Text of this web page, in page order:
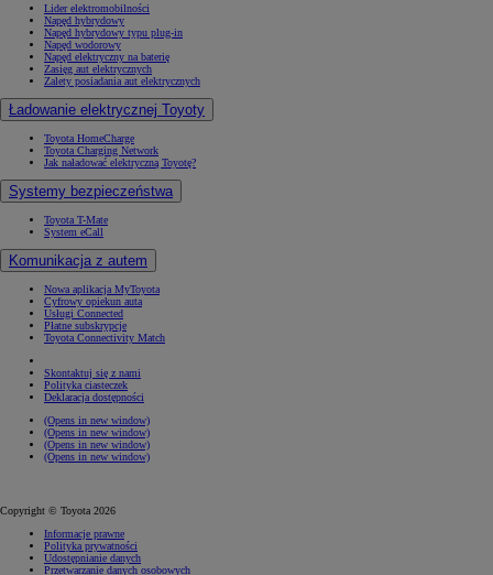
Lider elektromobilności
Napęd hybrydowy
Napęd hybrydowy typu plug-in
Napęd wodorowy
Napęd elektryczny na baterię
Zasięg aut elektrycznych
Zalety posiadania aut elektrycznych
Ładowanie elektrycznej Toyoty
Toyota HomeCharge
Toyota Charging Network
Jak naładować elektryczną Toyotę?
Systemy bezpieczeństwa
Toyota T-Mate
System eCall
Komunikacja z autem
Nowa aplikacja MyToyota
Cyfrowy opiekun auta
Usługi Connected
Płatne subskrypcje
Toyota Connectivity Match
Skontaktuj się z nami
Polityka ciasteczek
Deklaracja dostępności
(Opens in new window)
(Opens in new window)
(Opens in new window)
(Opens in new window)
Copyright © Toyota 2026
Informacje prawne
Polityka prywatności
Udostępnianie danych
Przetwarzanie danych osobowych